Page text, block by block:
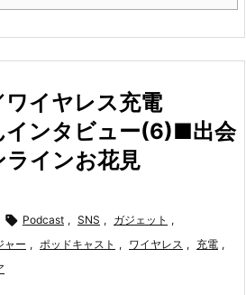
イヤレス充電
ンタビュー(6)■出会
インお花見
 Podcast , SNS , ガジェット ,
ャー , ポッドキャスト , ワイヤレス , 充電 ,